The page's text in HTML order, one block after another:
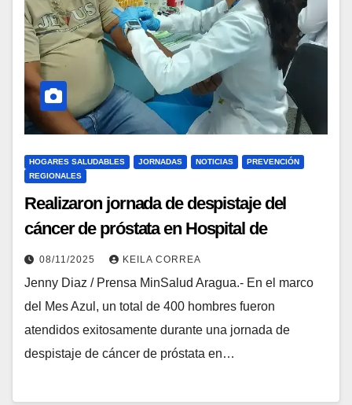
HOGARES SALUDABLES JORNADAS NOTICIAS
PREVENCIÓN
REGIONALES
Realizaron jornada de despistaje del
cáncer de próstata en Hospital de
Maracay
08/11/2025 KEILA CORREA
Jenny Diaz / Prensa MinSalud Aragua.- En el marco
del Mes Azul, un total de 400 hombres fueron
atendidos exitosamente durante una jornada de
despistaje de cáncer de próstata en…